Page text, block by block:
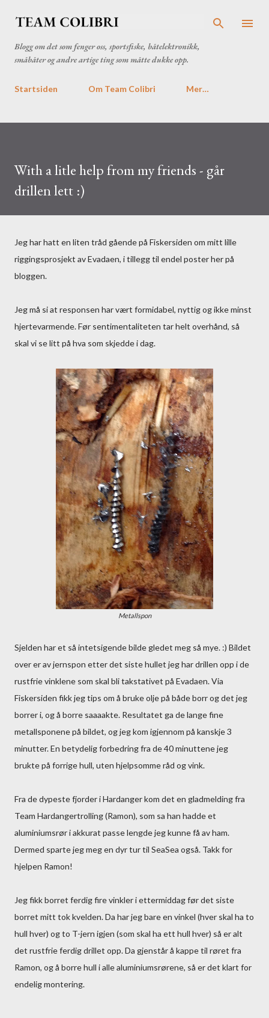
Blogg om det som fenger oss, sportsfiske, båtelektronikk,
småbåter og andre artige ting som måtte dukke opp.
Startsiden Om Team Colibri Mer…
With a litle help from my friends - går
drillen lett :)
Jeg har hatt en liten tråd gående på Fiskersiden om mitt lille
riggingsprosjekt av Evadaen, i tillegg til endel poster her på
bloggen.
Jeg må si at responsen har vært formidabel, nyttig og ikke minst
hjertevarmende. Før sentimentaliteten tar helt overhånd, så
skal vi se litt på hva som skjedde i dag.
Metallspon
Sjelden har et så intetsigende bilde gledet meg så mye. :) Bildet
over er av jernspon etter det siste hullet jeg har drillen opp i de
rustfrie vinklene som skal bli takstativet på Evadaen. Via
Fiskersiden fikk jeg tips om å bruke olje på både borr og det jeg
borrer i, og å borre saaaakte. Resultatet ga de lange fine
metallsponene på bildet, og jeg kom igjennom på kanskje 3
minutter. En betydelig forbedring fra de 40 minuttene jeg
brukte på forrige hull, uten hjelpsomme råd og vink.
Fra de dypeste fjorder i Hardanger kom det en gladmelding fra
Team Hardangertrolling (Ramon), som sa han hadde et
aluminiumsrør i akkurat passe lengde jeg kunne få av ham.
Dermed sparte jeg meg en dyr tur til SeaSea også. Takk for
hjelpen Ramon!
Jeg fikk borret ferdig fire vinkler i ettermiddag før det siste
borret mitt tok kvelden. Da har jeg bare en vinkel (hver skal ha to
hull hver) og to T-jern igjen (som skal ha ett hull hver) så er alt
det rustfrie ferdig drillet opp. Da gjenstår å kappe til røret fra
Ramon, og å borre hull i alle aluminiumsrørene, så er det klart for
endelig montering.